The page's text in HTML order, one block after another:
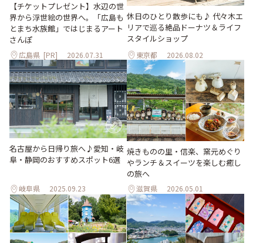
【チケットプレゼント】水辺の世
界から浮世絵の世界へ。「広島も
とまち水族館」ではじまるアート
さんぽ
広島県 [PR] 2026.07.31
休日のひとり散歩にも♪ 代々木エ
リアで巡る絶品ドーナツ＆ライフ
スタイルショップ
東京都 2026.08.02
名古屋から日帰り旅へ♪愛知・岐
阜・静岡のおすすめスポット6選
岐阜県 2025.09.23
焼きものの里・信楽、窯元めぐり
やランチ＆スイーツを楽しむ癒し
の旅へ
滋賀県 2026.05.01